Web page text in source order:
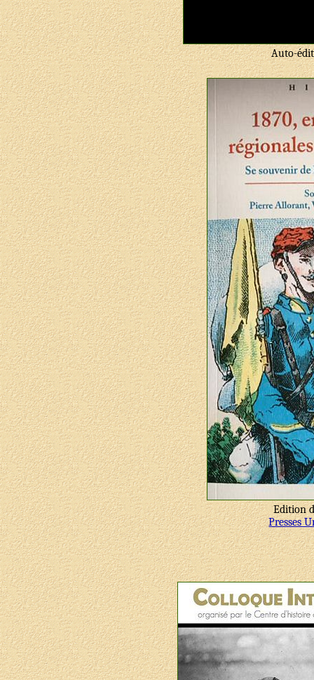
Auto-
Edition
Presses